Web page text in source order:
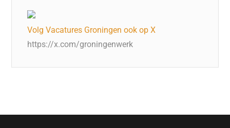
Volg Vacatures Groningen ook op X
https://x.com/groningenwerk